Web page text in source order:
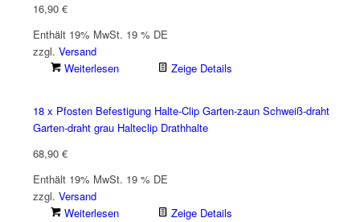
16,90 €
Enthält 19% MwSt. 19 % DE
zzgl. Versand
Weiterlesen
Zeige Details
18 x Pfosten Befestigung Halte-Clip Garten-zaun Schweiß-draht
Garten-draht grau Halteclip Drathhalte
68,90 €
Enthält 19% MwSt. 19 % DE
zzgl. Versand
Weiterlesen
Zeige Details